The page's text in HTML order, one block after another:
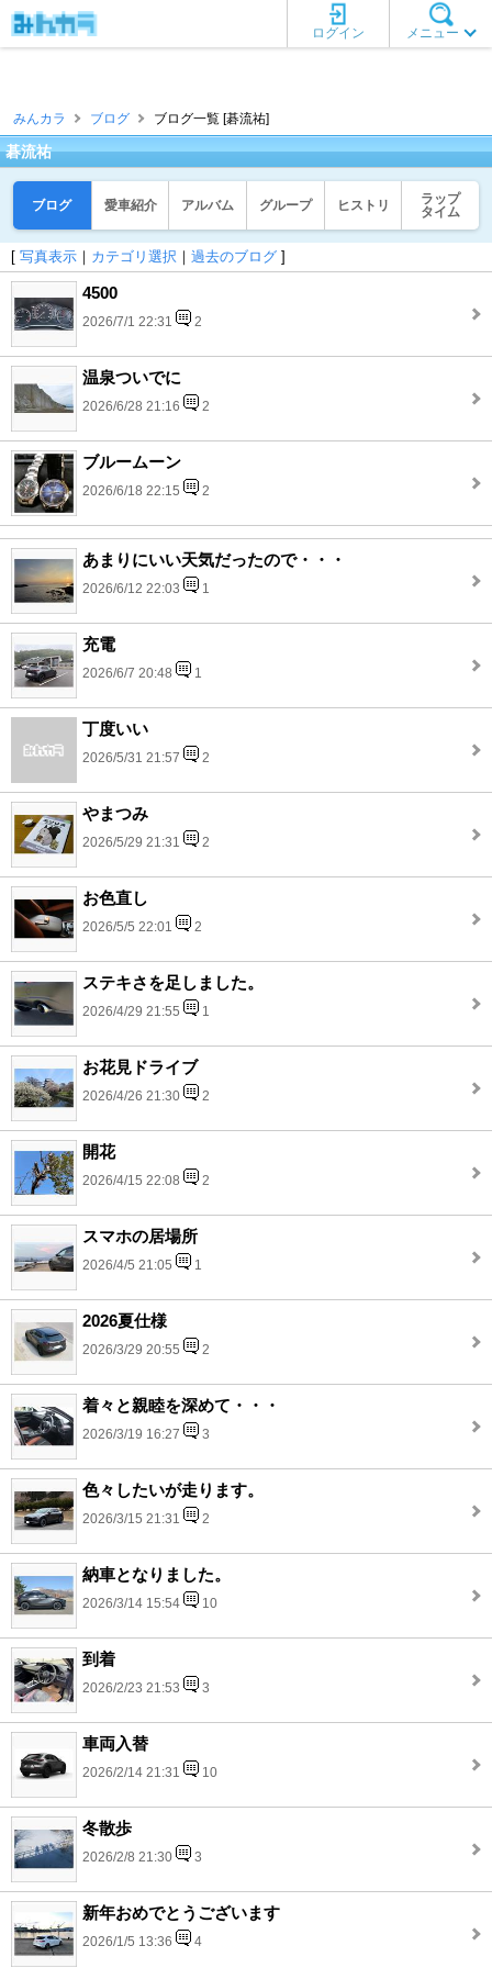
メニュー
ログイン
みんカラ ブログ ブログ一覧 [碁流祐]
碁流祐
ブログ 愛車紹介 アルバム グループ ヒストリ
ラップ
タイム
[ 写真表示 ｜ カテゴリ選択 ｜ 過去のブログ ]
4500
2026/7/1 22:31 2
温泉ついでに
2026/6/28 21:16 2
ブルームーン
2026/6/18 22:15 2
あまりにいい天気だったので・・・
2026/6/12 22:03 1
充電
2026/6/7 20:48 1
丁度いい
2026/5/31 21:57 2
やまつみ
2026/5/29 21:31 2
お色直し
2026/5/5 22:01 2
ステキさを足しました。
2026/4/29 21:55 1
お花見ドライブ
2026/4/26 21:30 2
開花
2026/4/15 22:08 2
スマホの居場所
2026/4/5 21:05 1
2026夏仕様
2026/3/29 20:55 2
着々と親睦を深めて・・・
2026/3/19 16:27 3
色々したいが走ります。
2026/3/15 21:31 2
納車となりました。
2026/3/14 15:54 10
到着
2026/2/23 21:53 3
車両入替
2026/2/14 21:31 10
冬散歩
2026/2/8 21:30 3
新年おめでとうございます
2026/1/5 13:36 4